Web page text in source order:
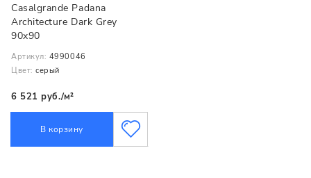
Casalgrande Padana
Architecture Dark Grey
90x90
Артикул: 4990046
Цвет: серый
6 521 руб./м²
В корзину